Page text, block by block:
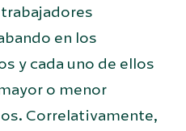
en los
y cada uno de ellos
o menor
Correlativamente,